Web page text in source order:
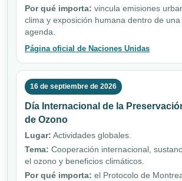
Por qué importa: vincula emisiones
clima y exposición humana dentro de
agenda.
Página oficial de Naciones Unidas
16 de septiembre de 2026
Día Internacional de la
de Ozono
Lugar: Actividades globales.
Tema: Cooperación internacional,
el ozono y beneficios climáticos.
Por qué importa: el Protocolo de